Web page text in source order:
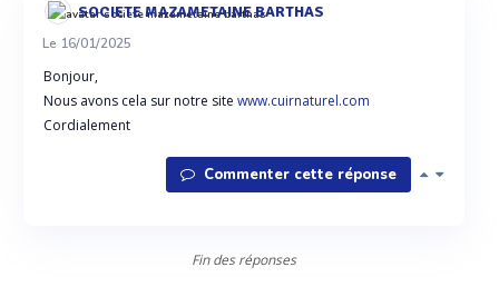
SOCIETE MAZAMETAINE BARTHAS
Le 16/01/2025
Bonjour,
Nous avons cela sur notre site www.cuirnaturel.com
Cordialement
Commenter cette réponse
Fin des réponses